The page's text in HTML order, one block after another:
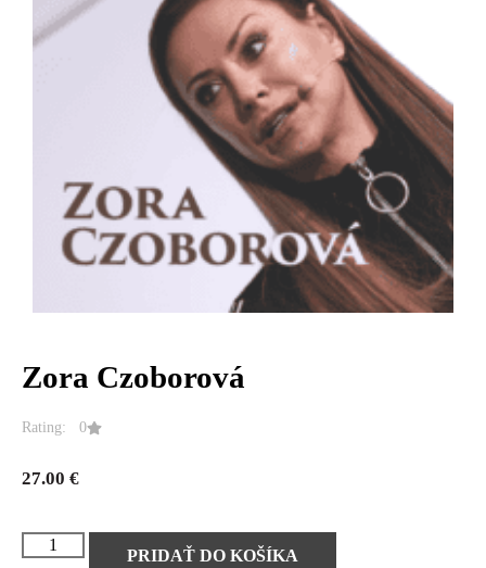
Zora Czoborová
Rating: 0
27.00 €
PRIDAŤ DO KOŠÍKA